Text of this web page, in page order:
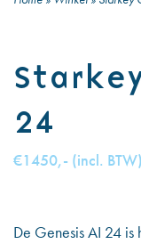
24
€1450,- (incl. BTW)
De Genesis AI 24 is